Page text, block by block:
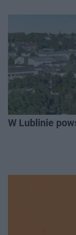
W Lublinie